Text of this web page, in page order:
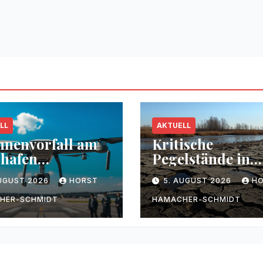
am
Halle
2026 HORST
SCHMIDT
AKTUELL
Kritische
Pegelstände in
Flüssen durch
Trockenheit
5. AUGUST 2026
HAMACHER-SCHMIDT